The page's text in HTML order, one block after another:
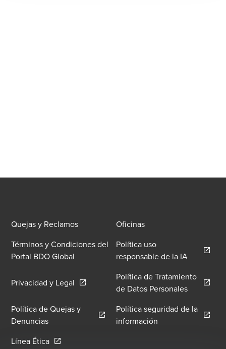
Quejas y Reclamos
Oficinas
Términos y Condiciones del
Portal BDO Global
Política uso
responsable de la IA Opens in
Privacidad y Legal Opens in a new window/tab
Política de Tratamiento
de Datos PersonalesOpens in
Política de Quejas y
DenunciasOpens in a new window/tab
Política seguridad de la
información Opens in a new
Línea ÉticaOpens in a new window/tab